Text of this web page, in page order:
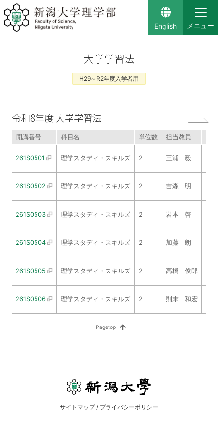
English
大学学習法
H29～R2年度入学者用
令和8年度 大学学習法
開講番号 科目名 単位数 担当教員
261S0501 理学スタディ・スキルズ 2 三浦 毅 1
261S0502 理学スタディ・スキルズ 2 吉森 明 1
261S0503 理学スタディ・スキルズ 2 岩本 啓 1
261S0504 理学スタディ・スキルズ 2 加藤 朗 1
261S0505 理学スタディ・スキルズ 2 高橋 俊郎 1
261S0506 理学スタディ・スキルズ 2 則末 和宏 1
サイトマップ/ プライバシーポリシー